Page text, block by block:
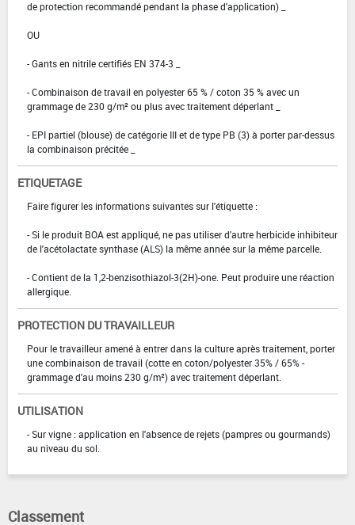
de protection recommandé pendant la phase d'application) _
OU
- Gants en nitrile certifiés EN 374-3 _
- Combinaison de travail en polyester 65 % / coton 35 % avec un
grammage de 230 g/m² ou plus avec traitement déperlant _
- EPI partiel (blouse) de catégorie III et de type PB (3) à porter par-dessus
la combinaison précitée _
ETIQUETAGE
Faire figurer les informations suivantes sur l'étiquette :
- Si le produit BOA est appliqué, ne pas utiliser d'autre herbicide inhibiteur
de l'acétolactate synthase (ALS) la même année sur la même parcelle.
- Contient de la 1,2-benzisothiazol-3(2H)-one. Peut produire une réaction
allergique.
PROTECTION DU TRAVAILLEUR
Pour le travailleur amené à entrer dans la culture après traitement, porter
une combinaison de travail (cotte en coton/polyester 35% / 65% -
grammage d'au moins 230 g/m²) avec traitement déperlant.
UTILISATION
- Sur vigne : application en l'absence de rejets (pampres ou gourmands)
au niveau du sol.
Classement